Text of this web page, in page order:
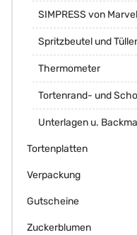
Nelken
SIMPRESS von
Spritzbeutel und
Thermometer
Tortenrand- und
Unterlagen u.
Tortenplatten
Verpackung
Gutscheine
Zuckerblumen